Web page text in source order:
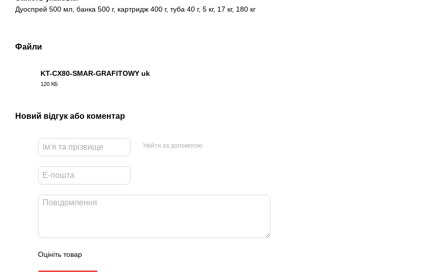
Дуоспрей 500 мл, банка 500 г, картридж 400 г, туба 40 г, 5 кг, 17 кг, 180 кг
Файли
KT-CX80-SMAR-GRAFITOWY uk
120 КБ
Новий відгук або коментар
Увійти за допомогою
Оцініть товар